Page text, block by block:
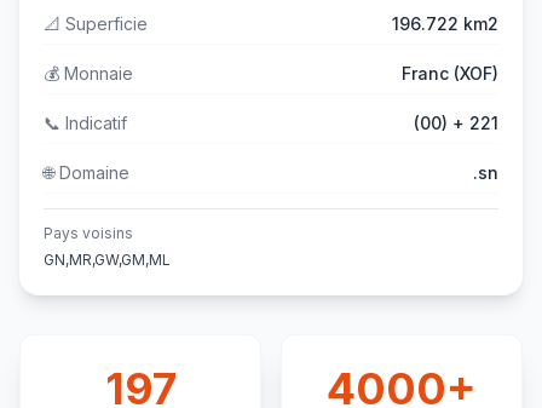
📐 Superficie 196.722 km2
💰 Monnaie Franc (XOF)
📞 Indicatif (00) + 221
🌐Domaine .sn
Pays voisins
GN,MR,GW,GM,ML
197 4000+